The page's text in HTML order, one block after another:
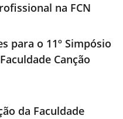
na FCN
para o 11º Simpósio
Canção
da Faculdade